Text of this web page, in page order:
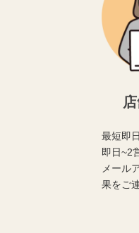
最短即
即日~2
メール
果をご